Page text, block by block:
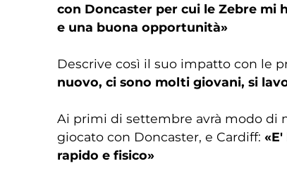
con Doncaster per cui le Zebre mi
e una buona opportunità»
Descrive così il suo impatto con le
nuovo, ci sono molti giovani, si
Ai primi di settembre avrà modo di
giocato con Doncaster, e Cardiff:
rapido e fisico»